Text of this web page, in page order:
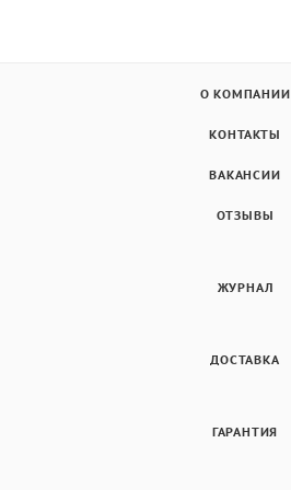
О КОМПАНИИ
КОНТАКТЫ
ВАКАНСИИ
ОТЗЫВЫ
ЖУРНАЛ
ДОСТАВКА
ГАРАНТИЯ